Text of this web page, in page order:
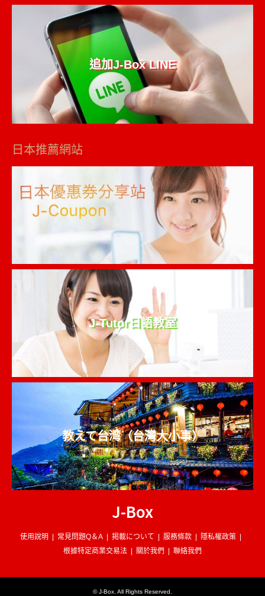
追加J-Box LINE
日本推薦網站
J-Tutor日語教室
教えて台湾（台灣大小事）
J-Box
使用說明 常見問題Q＆A 掲載について 服務條款
隱私權政策
根據特定商業交易法
關於我們 聯絡我們
©J-Box . All Rights Reserved.